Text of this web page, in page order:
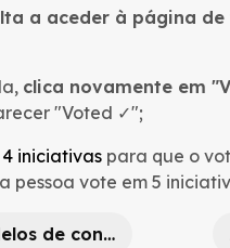
a aceder à página
clica novamente em
"Voted ✓";
iniciativas para que o
pessoa vote em 5
A evolução dos modelos de contratação em debate